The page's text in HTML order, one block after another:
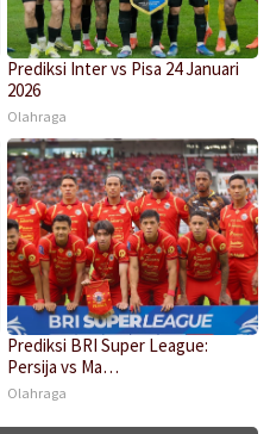
Prediksi Inter vs Pisa 24 Januari
2026
Olahraga
Prediksi BRI Super League:
Persija vs Ma…
Olahraga